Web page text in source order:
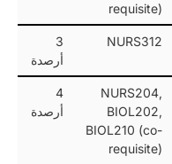
requisite)
NURS312
3
أرصدة
NURS204,
BIOL202,
BIOL210 (co-
requisite)
4
أرصدة